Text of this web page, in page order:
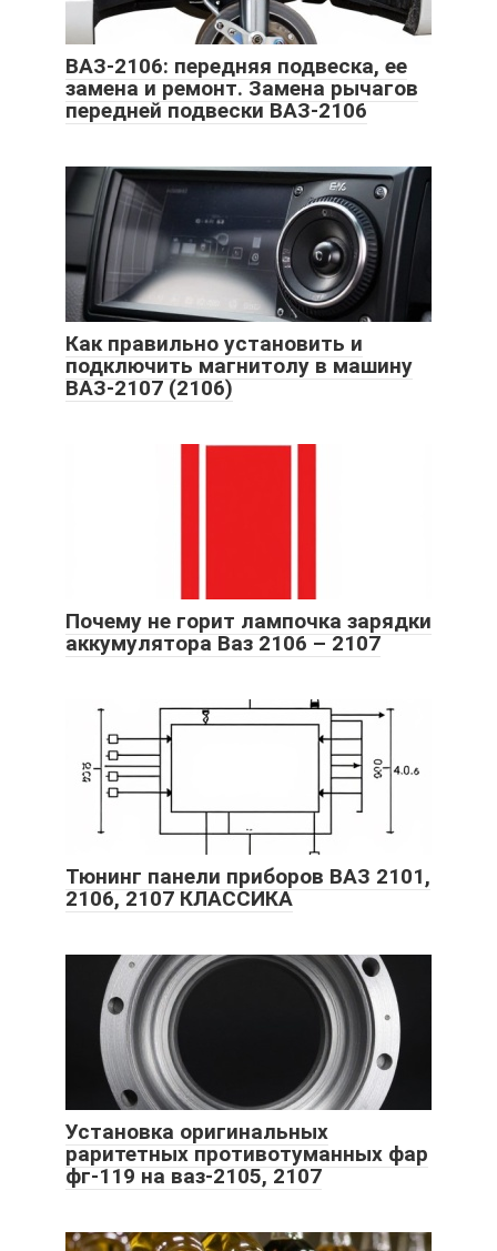
ВАЗ-2106: передняя подвеска, ее
замена и ремонт. Замена рычагов
передней подвески ВАЗ-2106
Как правильно установить и
подключить магнитолу в машину
ВАЗ-2107 (2106)
Почему не горит лампочка зарядки
аккумулятора Ваз 2106 – 2107
Тюнинг панели приборов ВАЗ 2101,
2106, 2107 КЛАССИКА
Установка оригинальных
раритетных противотуманных фар
фг-119 на ваз-2105, 2107